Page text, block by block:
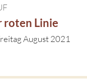
roten Linie
August 2021